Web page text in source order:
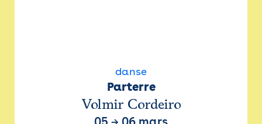
danse
Parterre
Volmir Cordeiro